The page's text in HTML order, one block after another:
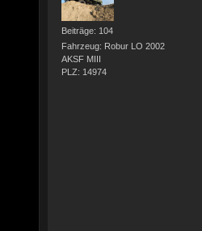
Beiträge: 104
Fahrzeug: Robur LO 2002
AKSF MIII
PLZ: 14974